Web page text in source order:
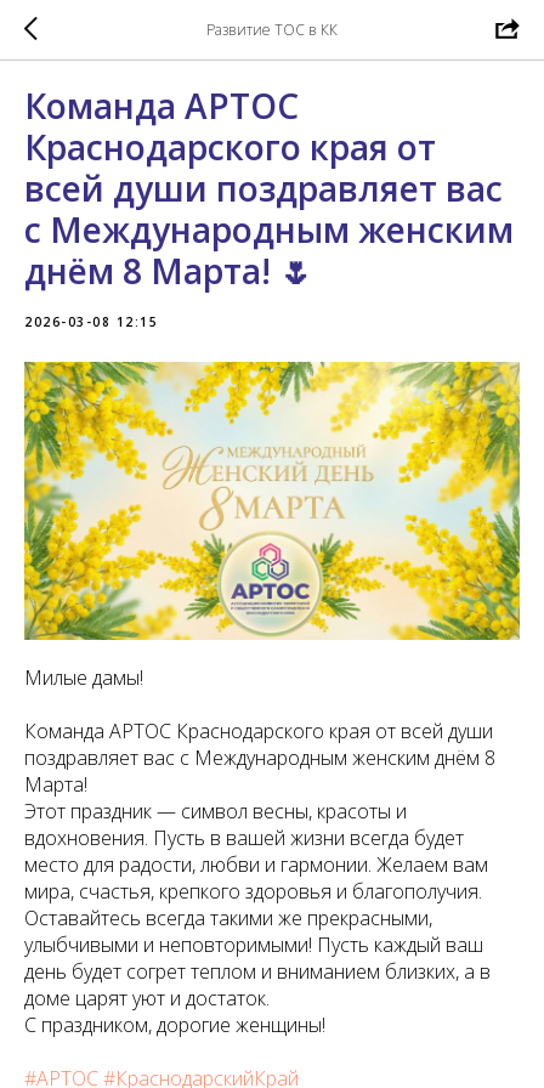
Развитие ТОС в КК
Команда АРТОС
Краснодарского края от
всей души поздравляет вас
с Международным женским
днём 8 Марта! 🌷
2026-03-08 12:15
Милые дамы!
Команда АРТОС Краснодарского края от всей души
поздравляет вас с Международным женским днём 8
Марта!
Этот праздник — символ весны, красоты и
вдохновения. Пусть в вашей жизни всегда будет
место для радости, любви и гармонии. Желаем вам
мира, счастья, крепкого здоровья и благополучия.
Оставайтесь всегда такими же прекрасными,
улыбчивыми и неповторимыми! Пусть каждый ваш
день будет согрет теплом и вниманием близких, а в
доме царят уют и достаток.
С праздником, дорогие женщины!
#АРТОС#КраснодарскийКрай